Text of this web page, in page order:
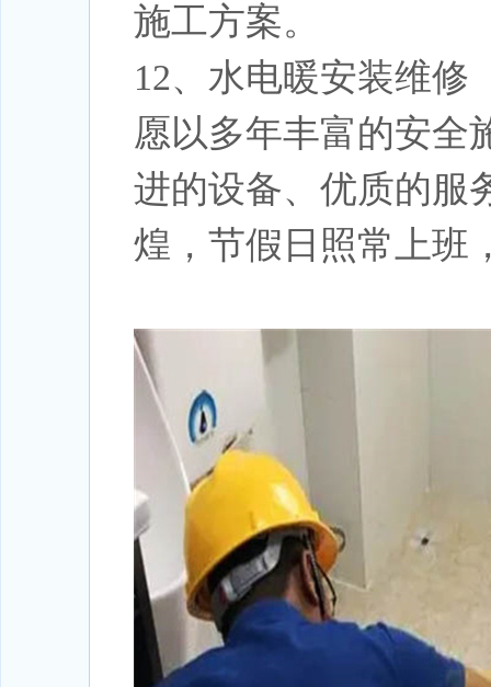
施工方案。
12、水电暖安装维修
愿以多年丰富的安全
进的设备、优质的服
煌，节假日照常上班